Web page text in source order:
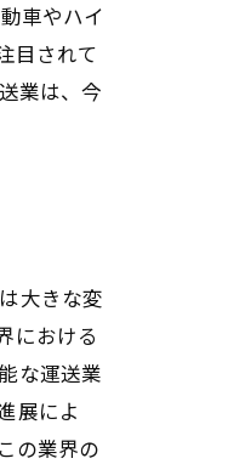
車やハイ
目されて
業は、今
大きな変
における
な運送業
展によ
の業界の